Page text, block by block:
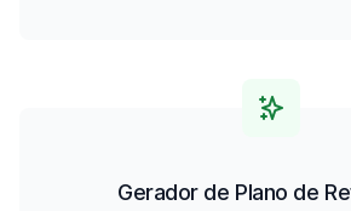
Gerador de Plano de